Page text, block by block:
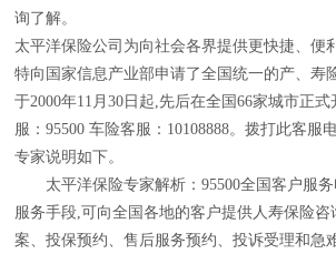
询了解。
太平洋保险公司为向社会各界提供更快捷、便
特向国家信息产业部申请了全国统一的产、寿
于2000年11月30日起,先后在全国66家城市正
服：95500 车险客服：10108888。拨打此客服
专家说明如下。
太平洋保险专家解析：95500全国客户服务
服务手段,可向全国各地的客户提供人寿保险咨
案、投保预约、售后服务预约、投诉受理和急